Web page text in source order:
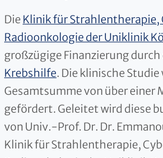
Die Klinik für Strahlentherapie,
Radioonkologie der Uniklinik
großzügige Finanzierung durch
Krebshilfe. Die klinische
Gesamtsumme von über einer
gefördert. Geleitet wird diese
von Univ.-Prof. Dr. Dr.
Klinik für Strahlentherapie,